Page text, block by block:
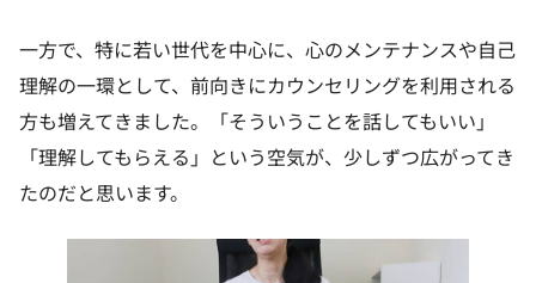
一方で、特に若い世代を中心に、心のメンテナンスや自己
理解の一環として、前向きにカウンセリングを利用される
方も増えてきました。「そういうことを話してもいい」
「理解してもらえる」という空気が、少しずつ広がってき
たのだと思います。